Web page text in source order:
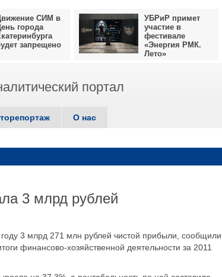
СИМ в
города
запрещено
УБРиР примет
участие в
фестивале
«Энергия РМК.
Лето»
портал
О нас
3 млрд рублей
3 млрд 271 млн рублей чистой прибыли, сообщили
финансово-хозяйственной деятельности за 2011